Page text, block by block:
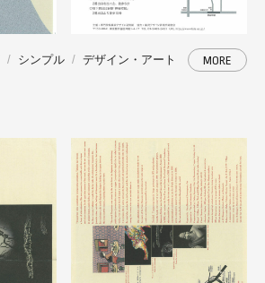
シンプル デザイン・アート MORE